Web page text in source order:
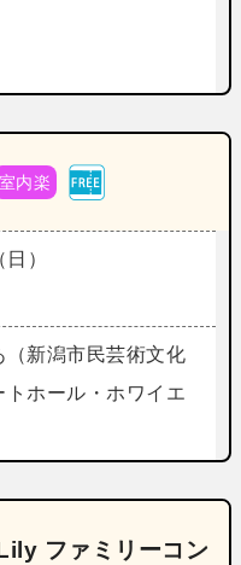
室内楽
）
（新潟市民芸術文化
ホール・ホワイエ
ファミリーコン